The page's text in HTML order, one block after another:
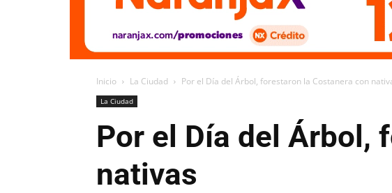
Inicio La Ciudad Por el Día del Árbol, forestaron la Costanera con
La Ciudad
Por el Día del Árbol,
nativas